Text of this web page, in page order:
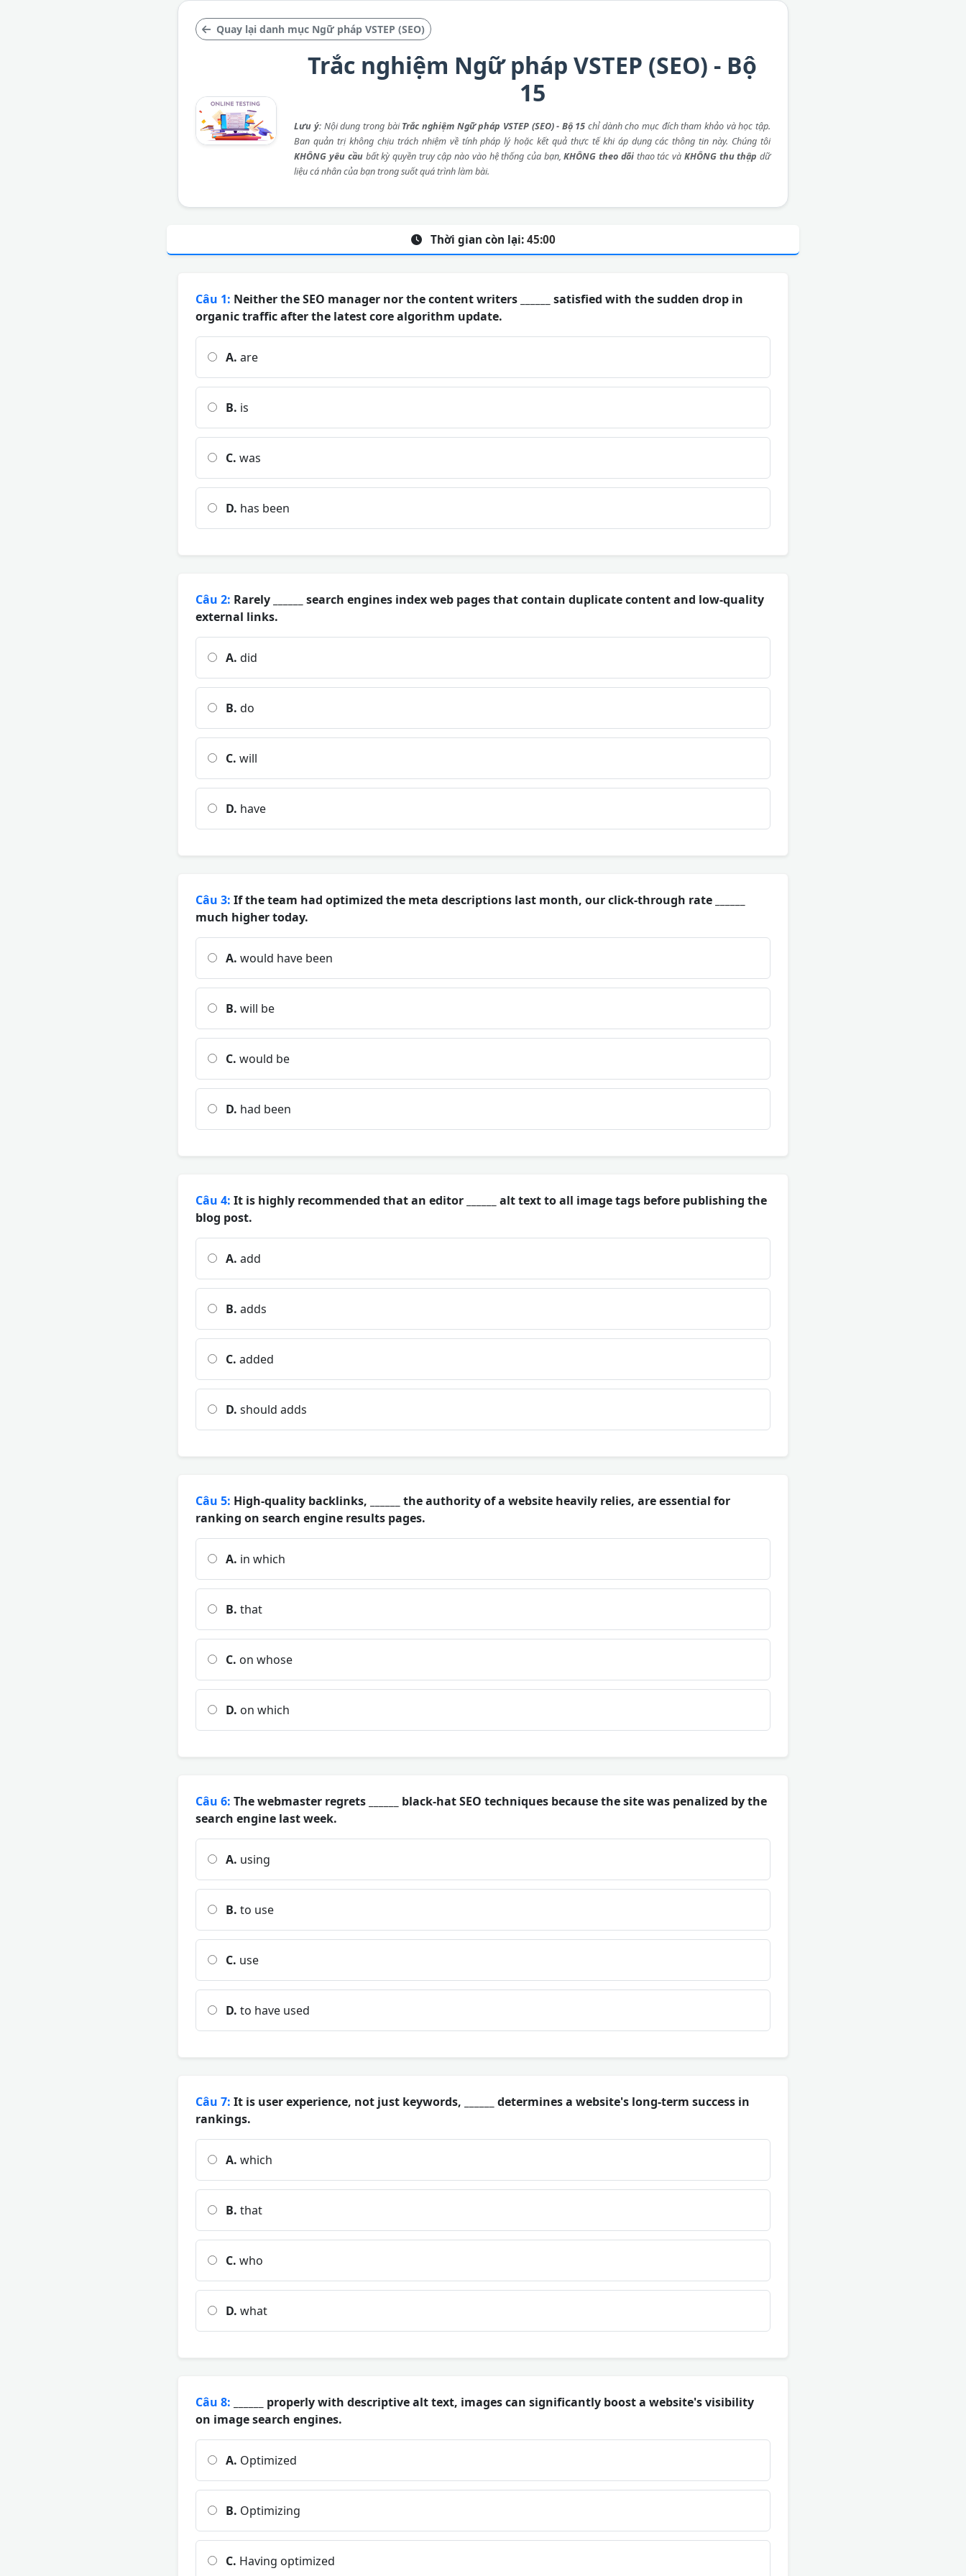
Quay lại danh mục Ngữ pháp VSTEP (SEO)
Trắc nghiệm Ngữ pháp VSTEP (SEO) - Bộ
15
Lưu ý: Nội dung trong bàiTrắc nghiệm Ngữ pháp VSTEP (SEO) - Bộ 15 chỉ dành cho mục đích tham khảo và học tập.
Ban quản trị không chịu trách nhiệm về tính pháp lý hoặc kết quả thực tế khi áp dụng các thông tin này. Chúng tôi
KHÔNG yêu cầubất kỳ quyền truy cập nào vào hệ thống của bạn,KHÔNG theo dõithao tác và KHÔNG thu thập dữ
liệu cá nhân của bạn trong suốt quá trình làm bài.
Thời gian còn lại: 45:00
Câu 1: Neither the SEO manager nor the content writers ______ satisfied with the sudden drop in
organic traffic after the latest core algorithm update.
A. are
B. is
C. was
D. has been
Câu 2: Rarely ______ search engines index web pages that contain duplicate content and low-quality
external links.
A. did
B. do
C. will
D. have
Câu 3: If the team had optimized the meta descriptions last month, our click-through rate ______
much higher today.
A. would have been
B. will be
C. would be
D. had been
Câu 4: It is highly recommended that an editor ______ alt text to all image tags before publishing the
blog post.
A. add
B. adds
C. added
D. should adds
Câu 5: High-quality backlinks, ______ the authority of a website heavily relies, are essential for
ranking on search engine results pages.
A. in which
B. that
C. on whose
D. on which
Câu 6: The webmaster regrets ______ black-hat SEO techniques because the site was penalized by the
search engine last week.
A. using
B. to use
C. use
D. to have used
Câu 7: It is user experience, not just keywords, ______ determines a website's long-term success in
rankings.
A. which
B. that
C. who
D. what
Câu 8: ______ properly with descriptive alt text, images can significantly boost a website's visibility
on image search engines.
A. Optimized
B. Optimizing
C. Having optimized